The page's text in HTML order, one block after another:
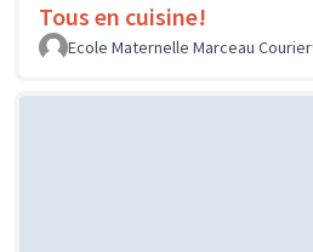
Tous en cuisine!
Ecole Maternelle Marceau Courier